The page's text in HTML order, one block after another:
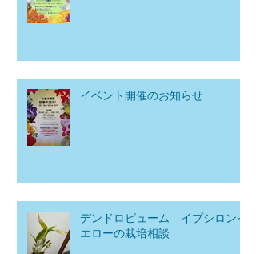
イベント開催のお知らせ
デンドロビューム イプシロンイ
エローの栽培相談